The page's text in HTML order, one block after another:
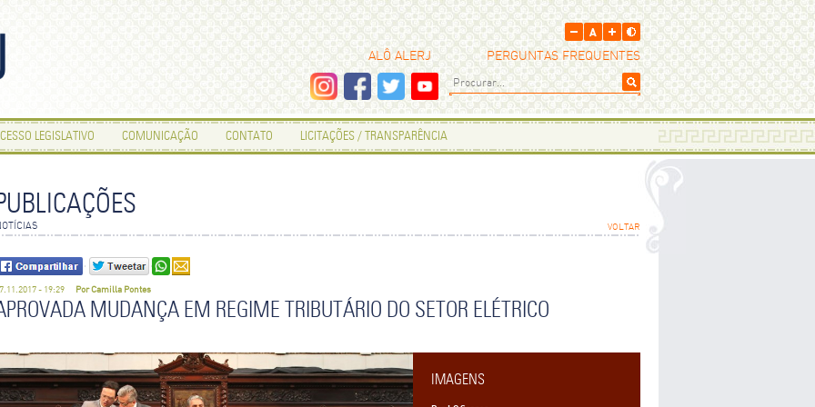
ALÔ ALERJ PERGUNTAS FREQUENTES
LEGISLATIVO COMUNICAÇÃO CONTATO LICITAÇÕES / TRANSPARÊNCIA
VOLTAR
- 19:29 Por Camilla Pontes
MUDANÇA EM REGIME TRIBUTÁRIO DO SETOR ELÉTRICO
IMAGENS
ENVIE POR E-MAIL
Os campos que contém
são de preenchimento
obrigatório.
SEU NOME